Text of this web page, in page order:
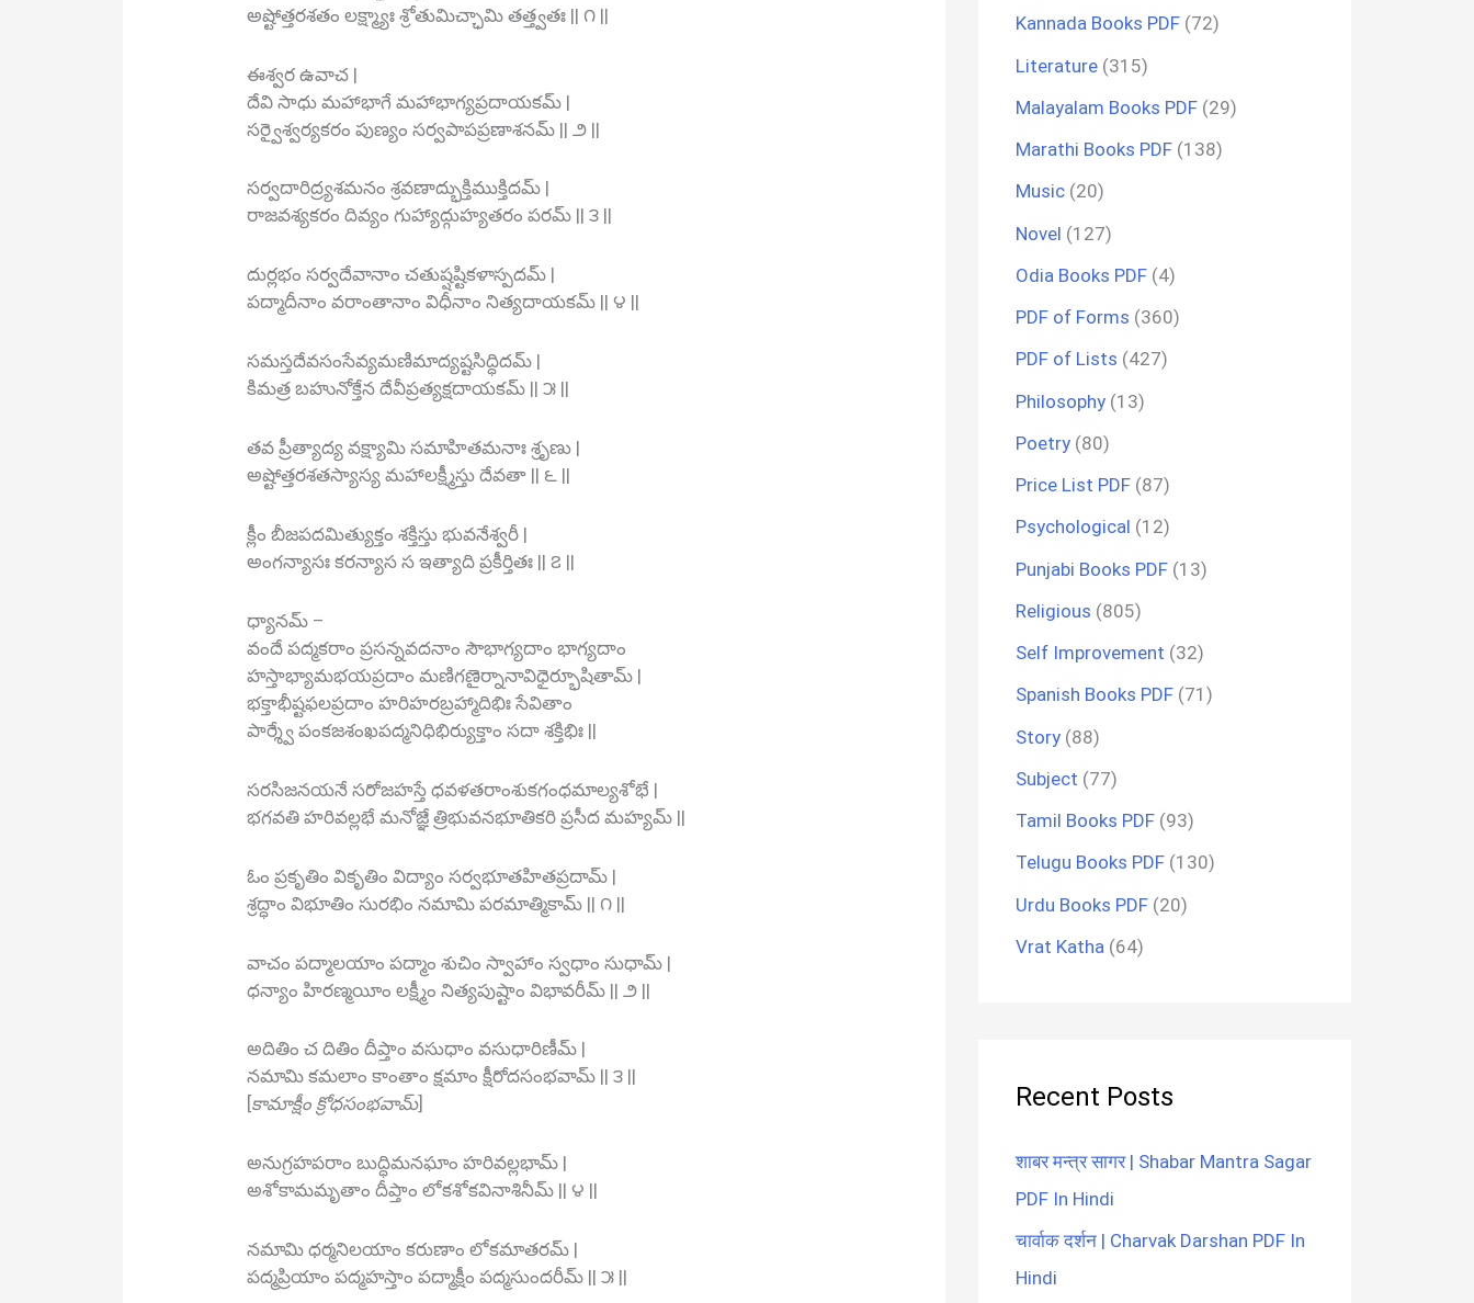
అష్టోత్తరశతం లక్ష్మ్యాః శ్రోతుమిచ్ఛామి తత్త్వతః || ౧ ||
ఈశ్వర ఉవాచ |
దేవి సాధు మహాభాగే మహాభాగ్యప్రదాయకమ్ |
సర్వైశ్వర్యకరం పుణ్యం సర్వపాపప్రణాశనమ్ || ౨ ||
సర్వదారిద్ర్యశమనం శ్రవణాద్భుక్తిముక్తిదమ్ |
రాజవశ్యకరం దివ్యం గుహ్యాద్గుహ్యతరం పరమ్ || ౩ ||
దుర్లభం సర్వదేవానాం చతుష్షష్టికళాస్పదమ్ |
పద్మాదీనాం వరాంతానాం విధీనాం నిత్యదాయకమ్ || ౪ ||
సమస్తదేవసంసేవ్యమణిమాద్యష్టసిద్ధిదమ్ |
కిమత్ర బహునోక్తేన దేవీప్రత్యక్షదాయకమ్ || ౫ ||
తవ ప్రీత్యాద్య వక్ష్యామి సమాహితమనాః శ్రృణు |
అష్టోత్తరశతస్యాస్య మహాలక్ష్మీస్తు దేవతా || ౬ ||
క్లీం బీజపదమిత్యుక్తం శక్తిస్తు భువనేశ్వరీ |
అంగన్యాసః కరన్యాస స ఇత్యాది ప్రకీర్తితః || ౭ ||
ధ్యానమ్ –
వందే పద్మకరాం ప్రసన్నవదనాం సౌభాగ్యదాం భాగ్యదాం
హస్తాభ్యామభయప్రదాం మణిగణైర్నానావిధైర్భూషితామ్ |
భక్తాభీష్టఫలప్రదాం హరిహరబ్రహ్మాదిభిః సేవితాం
పార్శ్వే పంకజశంఖపద్మనిధిభిర్యుక్తాం సదా శక్తిభిః ||
సరసిజనయనే సరోజహస్తే ధవళతరాంశుకగంధమాల్యశోభే |
భగవతి హరివల్లభే మనోజ్ఞే త్రిభువనభూతికరి ప్రసీద మహ్యమ్ ||
ఓం ప్రకృతిం వికృతిం విద్యాం సర్వభూతహితప్రదామ్ |
శ్రద్ధాం విభూతిం సురభిం నమామి పరమాత్మికామ్ || ౧ ||
వాచం పద్మాలయాం పద్మాం శుచిం స్వాహాం స్వధాం సుధామ్ |
ధన్యాం హిరణ్మయీం లక్ష్మీం నిత్యపుష్టాం విభావరీమ్ || ౨ ||
అదితిం చ దితిం దీప్తాం వసుధాం వసుధారిణీమ్ |
నమామి కమలాం కాంతాం క్షమాం క్షీరోదసంభవామ్ || ౩ ||
[కామాక్షీం క్రోధసంభవామ్]
అనుగ్రహపరాం బుద్ధిమనఘాం హరివల్లభామ్ |
అశోకామమృతాం దీప్తాం లోకశోకవినాశినీమ్ || ౪ ||
నమామి ధర్మనిలయాం కరుణాం లోకమాతరమ్ |
పద్మప్రియాం పద్మహస్తాం పద్మాక్షీం పద్మసుందరీమ్ || ౫ ||
Kannada Books PDF (72)
Literature (315)
Malayalam Books PDF (29)
Marathi Books PDF (138)
Music (20)
Novel (127)
Odia Books PDF (4)
PDF of Forms (360)
PDF of Lists (427)
Philosophy (13)
Poetry (80)
Price List PDF (87)
Psychological (12)
Punjabi Books PDF (13)
Religious (805)
Self Improvement (32)
Spanish Books PDF (71)
Story (88)
Subject (77)
Tamil Books PDF (93)
Telugu Books PDF (130)
Urdu Books PDF (20)
Vrat Katha (64)
Recent Posts
शाबर मन्त्र सागर | Shabar Mantra Sagar
PDF In Hindi
चार्वाक दर्शन | Charvak Darshan PDF In
Hindi